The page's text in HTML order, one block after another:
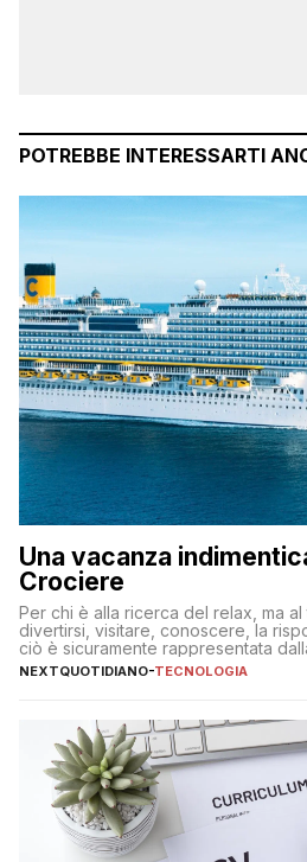
POTREBBE INTERESSARTI
Una vacanza
Crociere
Per chi è alla ricerca del relax, ma
divertirsi, visitare, conoscere, la
ciò è sicuramente rappresentata
NEXTQUOTIDIANO-TECNOLOGIA